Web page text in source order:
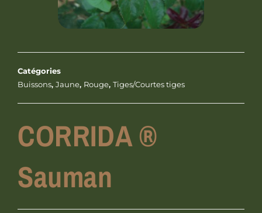
Catégories
Buissons, Jaune, Rouge, Tiges/Courtes tiges
CORRIDA ®
Sauman